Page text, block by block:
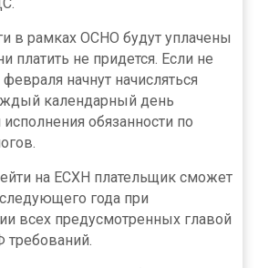
в рамках ОСНО будут уплачены
платить не придется. Если не
февраля начнут начисляться
календарный день
обязанности по
на ЕСХН плательщик сможет
года при
всех предусмотренных главой